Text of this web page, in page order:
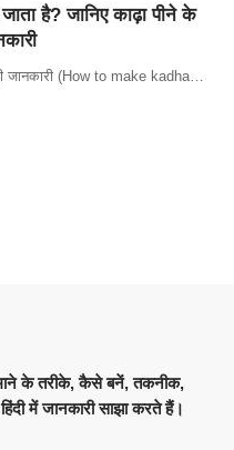
है? जानिए काढ़ा पीने के
जानकारी (How to make kadha…
में जानकारी साझा करते हैं।